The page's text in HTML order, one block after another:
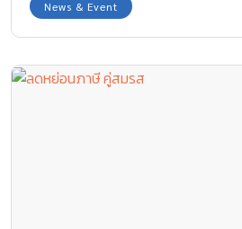
News & Event